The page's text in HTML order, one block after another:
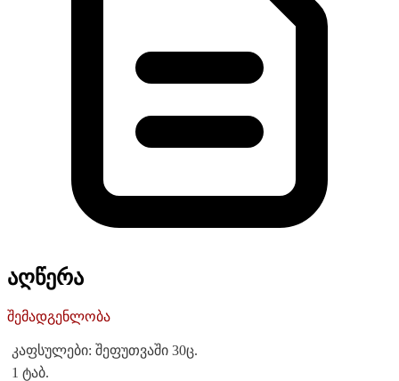
აღწერა
შემადგენლობა
კაფსულები: შეფუთვაში 30ც.
1 ტაბ.